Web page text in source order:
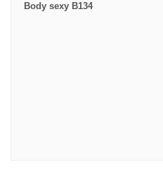
Body sexy B134